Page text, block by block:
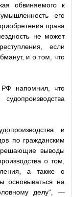
обвиняемого к
его
права
не может
если
и о том, что
напомнил, что
и
по гражданским
выводы
о том,
а также о
основываться на
делу", —